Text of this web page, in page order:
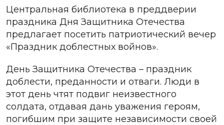
Центральная библиотека в преддверии
праздника Дня Защитника Отечества
предлагает посетить патриотический вечер
«Праздник доблестных войнов».
День Защитника Отечества – праздник
доблести, преданности и отваги. Люди в
этот день чтят подвиг неизвестного
солдата, отдавая дань уважения героям,
погибшим при защите независимости своей